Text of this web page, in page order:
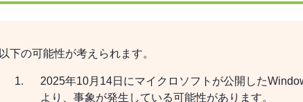
以下の可能性が考えられます。
2025年10月14日にマイクロソフトが公開した
より、事象が発生している可能性があります。